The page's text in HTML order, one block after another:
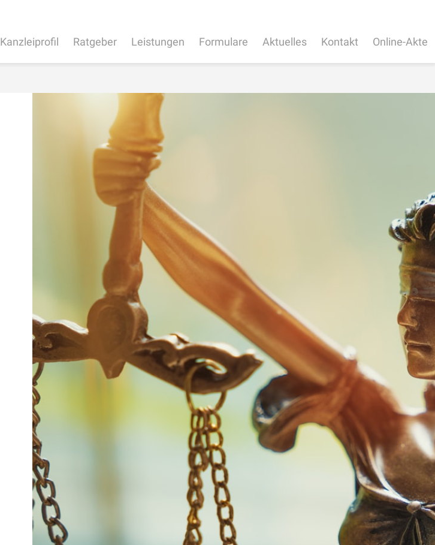
Kanzleiprofil Ratgeber Leistungen Formulare Aktuelles Kontakt Online-Akte